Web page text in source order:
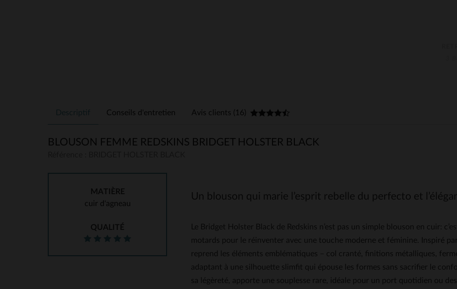
Descriptif Conseils d'entretien Avis clients (16)
BLOUSON FEMME REDSKINS BRIDGET HOLSTER BLACK
MATIÈRE
cuir d'agneau
QUALITÉ
Un blouson qui marie l’esprit rebelle du perfecto et
Le Bridget Holster Black de Redskins n’est pas un simple blouson en cuir:
motards pour le réinventer avec une touche moderne et féminine. Inspiré
reprend les éléments emblématiques – col cranté, finitions métalliques,
adaptant à une silhouette slimfit qui épouse les formes sans sacrifier le
sa légèreté, apporte une souplesse rare, idéale pour un port quotidien ou